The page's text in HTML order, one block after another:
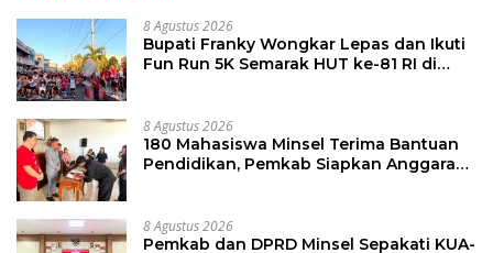
8 Agustus 2026
Bupati Franky Wongkar Lepas dan Ikuti
Fun Run 5K Semarak HUT ke-81 RI di
8 Agustus 2026
180 Mahasiswa Minsel Terima Bantuan
Pendidikan, Pemkab Siapkan Anggaran
8 Agustus 2026
Pemkab dan DPRD Minsel Sepakati KUA-